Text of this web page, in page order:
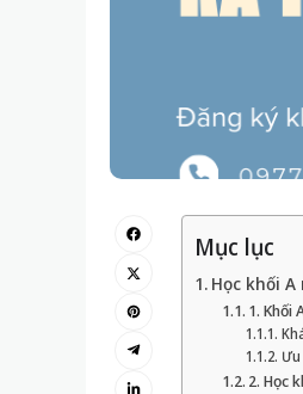
Mục lục
Học khối
1. Khối
2. Học